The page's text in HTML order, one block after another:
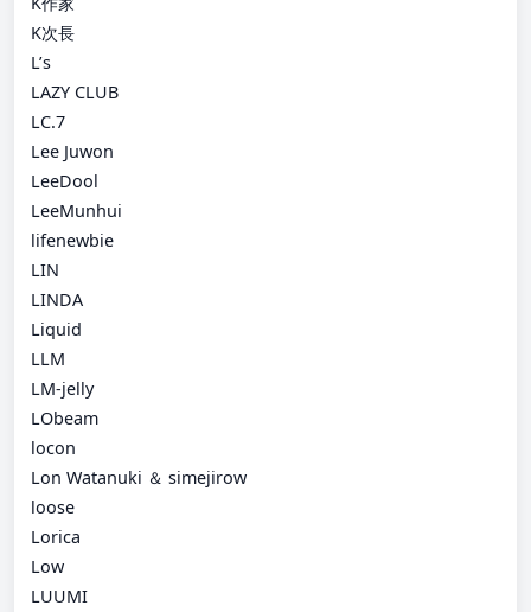
K次長
L’s
LAZY CLUB
LC.7
Lee Juwon
LeeDool
LeeMunhui
lifenewbie
LIN
LINDA
Liquid
LLM
LM-jelly
LObeam
locon
Lon Watanuki ＆ simejirow
loose
Lorica
Low
LUUMI